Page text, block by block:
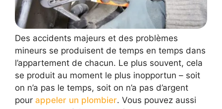
Des accidents majeurs et des problèmes
mineurs se produisent de temps en temps dans
l’appartement de chacun. Le plus souvent, cela
se produit au moment le plus inopportun – soit
on n’a pas le temps, soit on n’a pas d’argent
pour appeler un plombier. Vous pouvez aussi